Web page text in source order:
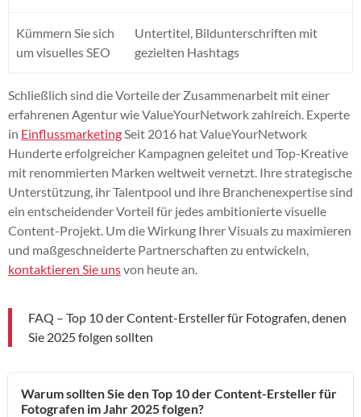
Kümmern Sie sich
um visuelles SEO
Untertitel, Bildunterschriften mit
gezielten Hashtags
Schließlich sind die Vorteile der Zusammenarbeit mit einer
erfahrenen Agentur wie ValueYourNetwork zahlreich. Experte
in Einflussmarketing Seit 2016 hat ValueYourNetwork
Hunderte erfolgreicher Kampagnen geleitet und Top-Kreative
mit renommierten Marken weltweit vernetzt. Ihre strategische
Unterstützung, ihr Talentpool und ihre Branchenexpertise sind
ein entscheidender Vorteil für jedes ambitionierte visuelle
Content-Projekt. Um die Wirkung Ihrer Visuals zu maximieren
und maßgeschneiderte Partnerschaften zu entwickeln,
kontaktieren Sie unsvon heute an.
FAQ – Top 10 der Content-Ersteller für Fotografen, denen
Sie 2025 folgen sollten
Warum sollten Sie den Top 10 der Content-Ersteller für
Fotografen im Jahr 2025 folgen?